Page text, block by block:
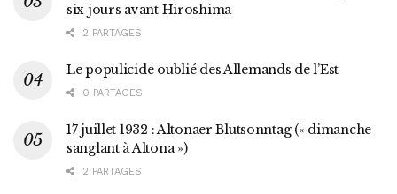
six jours avant Hiroshima
2 PARTAGES
Le populicide oublié des Allemands de l’Est
0 PARTAGES
17 juillet 1932 : Altonaer Blutsonntag (« dimanche
sanglant à Altona »)
2 PARTAGES